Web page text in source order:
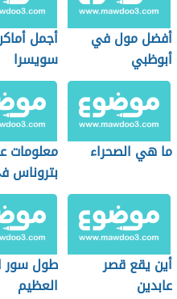
أفضل مول في
أبوظبي
أجمل
سويسرا
ما هي الصحراء
معلومات
بتروناس
ماليزيا
أين يقع قصر
عابدين
طول سور
العظيم